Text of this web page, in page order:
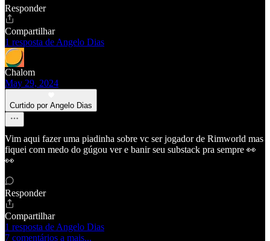
Responder
Compartilhar
1 resposta de Angelo Dias
Chalom
May 29, 2024
Curtido por Angelo Dias
Vim aqui fazer uma piadinha sobre vc ser jogador de Rimworld mas
fiquei com medo do gúgou ver e banir seu substack pra sempre 👀
👀
Responder
Compartilhar
1 resposta de Angelo Dias
7 comentários a mais...